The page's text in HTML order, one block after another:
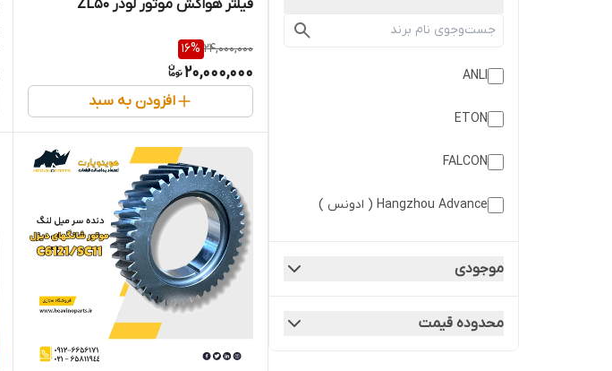
ANLI
ETON
FALCON
Hangzhou Advance ( ادونس )
سینوماک )
موجودی
محدوده قیمت
فیلتر هواکش موتور لودر ZL50
24,000,000
16%
20,000,000
افزودن به سبد